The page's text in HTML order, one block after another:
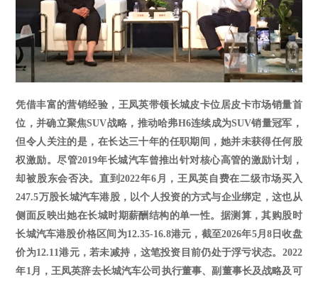
凭借丰富的营销经验，王凤英带领长城皮卡位居皮卡市场销量首
位，并确立聚焦SUV战略，推动哈弗H6连续成为SUV销量冠军，
但令人关注的是，在长达三十年的任职期间，她并未获得任何股
权激励。尽管2019年长城汽车曾推出针对核心高管的激励计划，
却被股东会否决。直到2022年6月，王凤英自费在二级市场买入
247.5万股长城汽车港股，以个人投资的方式与企业绑定，这也从
侧面反映出她在长城时期薪酬结构的单一性。 据测算，其购股时
长城汽车港股价格区间为12.35-16.8港元，截至2026年5月8日收盘
价为12.11港元，若未减持，这笔投资目前仍处于浮亏状态。2022
年1月，王凤英辞去长城汽车公司执行董事、副董事长及战略及可